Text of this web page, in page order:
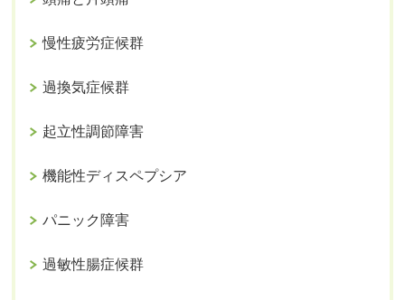
慢性疲労症候群
過換気症候群
起立性調節障害
機能性ディスペプシア
パニック障害
過敏性腸症候群